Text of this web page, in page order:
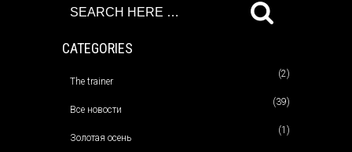
CATEGORIES
The trainer
(2)
Все новости
(39)
Золотая осень
(1)